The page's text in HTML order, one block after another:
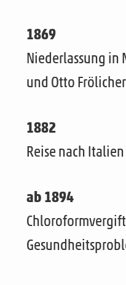
1869
Niederlassung in
und Otto
1882
Reise nach Italien
ab 1894